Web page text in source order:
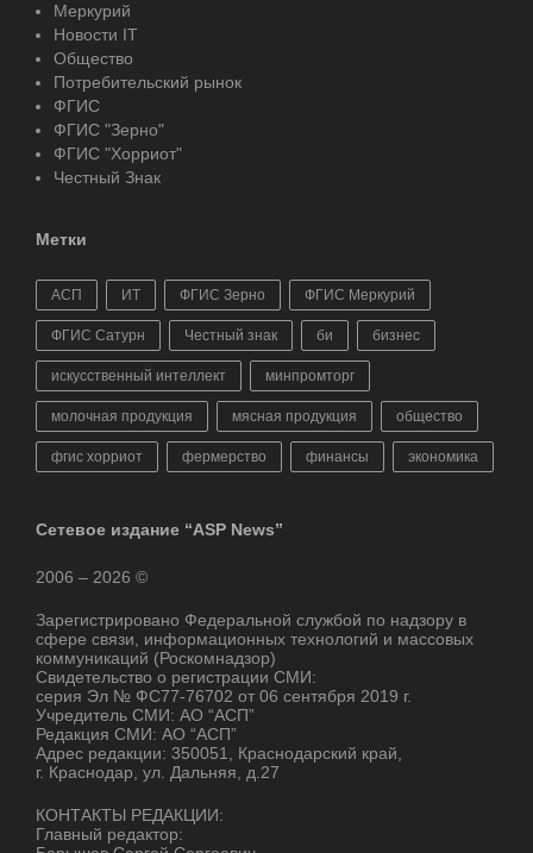
Меркурий
Новости IT
Общество
Потребительский рынок
ФГИС
ФГИС "Зерно"
ФГИС "Хорриот"
Честный Знак
Метки
АСП ИТ ФГИС Зерно ФГИС Меркурий
ФГИС Сатурн Честный знак би бизнес
искусственный интеллект минпромторг
молочная продукция мясная продукция общество
фгис хорриот фермерство финансы экономика
Сетевое издание “ASP News”
2006 – 2026 ©
Зарегистрировано Федеральной службой по надзору в
сфере связи, информационных технологий и массовых
коммуникаций (Роскомнадзор)
Свидетельство о регистрации СМИ:
серия Эл № ФС77-76702 от 06 сентября 2019 г.
Учредитель СМИ: АО “АСП”
Редакция СМИ: АО “АСП”
Адрес редакции: 350051, Краснодарский край,
г. Краснодар, ул. Дальняя, д.27
КОНТАКТЫ РЕДАКЦИИ:
Главный редактор: